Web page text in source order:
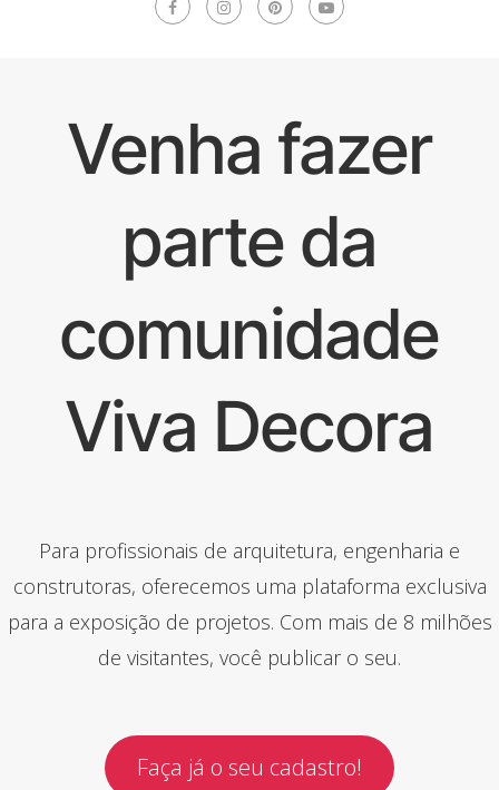
Venha fazer
parte da
comunidade
Viva Decora
Para profissionais de arquitetura, engenharia e
construtoras, oferecemos uma plataforma exclusiva
para a exposição de projetos. Com mais de 8 milhões
de visitantes, você publicar o seu.
Faça já o seu cadastro!